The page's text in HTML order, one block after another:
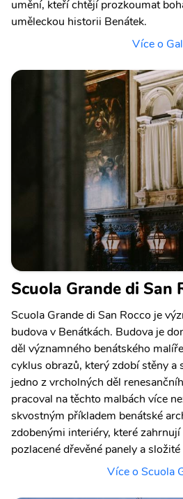
umění, kteří chtějí prozkoumat
uměleckou historii Benátek.
Více o
Scuola Grande di San
Scuola Grande di San Rocco je
budova v Benátkách. Budova je
děl významného benátského
cyklus obrazů, který zdobí stěny a
jedno z vrcholných děl
pracoval na těchto malbách více
skvostným příkladem benátské
zdobenými interiéry, které
pozlacené dřevěné panely a
Více o Scuola